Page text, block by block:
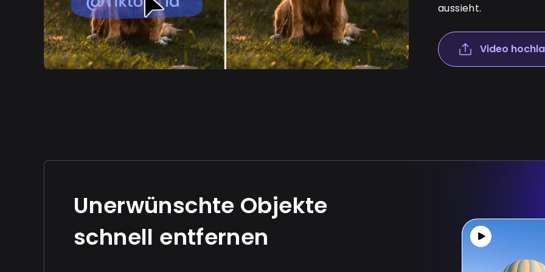
aussieht.
Video
Unerwünschte Objekte
schnell entfernen